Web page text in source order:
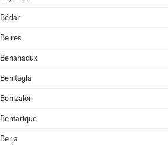
Bédar
Beires
Benahadux
Benitagla
Benizalón
Bentarique
Berja